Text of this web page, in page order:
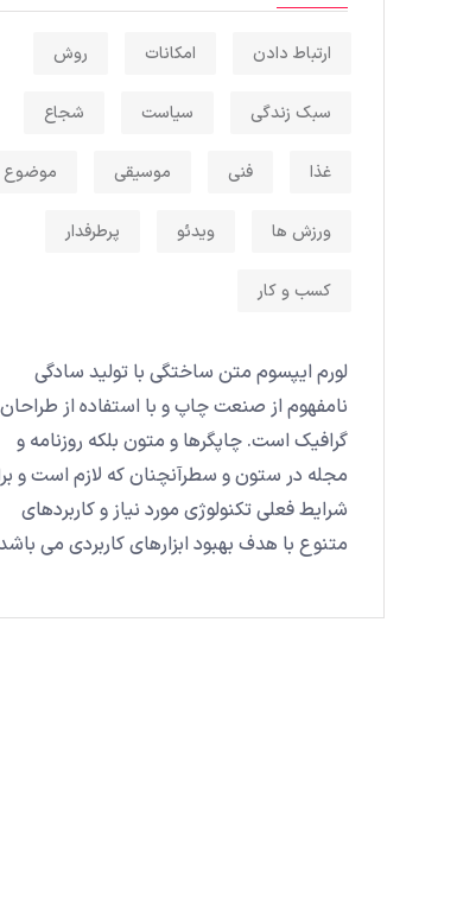
ارتباط دادن امکانات روش
سبک زندگی سیاست شجاع
غذا فنی موسیقی موضوع
ورزش ها ویدئو پرطرفدار
کسب و کار
لورم ایپسوم متن ساختگی با تولید سادگی
نامفهوم از صنعت چاپ و با استفاده از طراحان
گرافیک است. چاپگرها و متون بلکه روزنامه و
مجله در ستون و سطرآنچنان که لازم است و
شرایط فعلی تکنولوژی مورد نیاز و کاربردهای
متنوع با هدف بهبود ابزارهای کاربردی می